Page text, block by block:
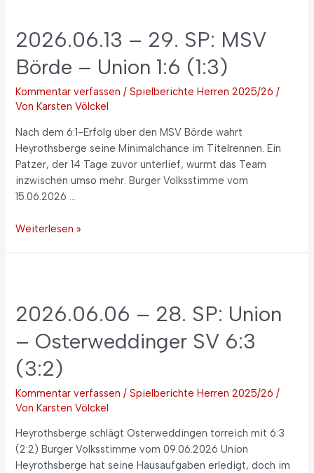
2026.06.13 – 29. SP: MSV
Börde – Union 1:6 (1:3)
Kommentar verfassen /Spielberichte Herren 2025/26 /
VonKarsten Völckel
Nach dem 6:1-Erfolg über den MSV Börde wahrt
Heyrothsberge seine Minimalchance im Titelrennen. Ein
Patzer, der 14 Tage zuvor unterlief, wurmt das Team
inzwischen umso mehr. Burger Volksstimme vom
15.06.2026 …
Weiterlesen »
2026.06.06 – 28. SP: Union
– Osterweddinger SV 6:3
(3:2)
Kommentar verfassen /Spielberichte Herren 2025/26 /
VonKarsten Völckel
Heyrothsberge schlägt Osterweddingen torreich mit 6:3
(2:2) Burger Volksstimme vom 09.06.2026 Union
Heyrothsberge hat seine Hausaufgaben erledigt, doch im